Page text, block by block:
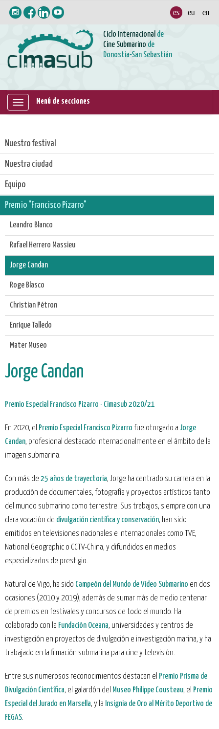
Ciclo Internacional de
Cine Submarino de
Donostia-San Sebastián
Mostrar/ocultar
Menú de secciones
Nuestro festival
Nuestra ciudad
Equipo
Premio "Francisco Pizarro"
Leandro Blanco
Rafael Herrero Massieu
Jorge Candan
Roge Blasco
Christian Pétron
Enrique Talledo
Mater Museo
Jorge Candan
Premio Especial Francisco Pizarro · Cimasub 2020/21
En 2020, el Premio Especial Francisco Pizarro fue otorgado a Jorge
Candan, profesional destacado internacionalmente en el ámbito de la
imagen submarina.
Con más de 25 años de trayectoria, Jorge ha centrado su carrera en la
producción de documentales, fotografía y proyectos artísticos tanto
del mundo submarino como terrestre. Sus trabajos, siempre con una
clara vocación de divulgación científica y conservación, han sido
emitidos en televisiones nacionales e internacionales como TVE,
National Geographic o CCTV-China, y difundidos en medios
especializados de prestigio.
Natural de Vigo, ha sido Campeón del Mundo de Vídeo Submarino en dos
ocasiones (2010 y 2019), además de sumar más de medio centenar
de premios en festivales y concursos de todo el mundo. Ha
colaborado con la Fundación Oceana, universidades y centros de
investigación en proyectos de divulgación e investigación marina, y ha
trabajado en la filmación submarina para cine y televisión.
Entre sus numerosos reconocimientos destacan el Premio Prisma de
Divulgación Científica, el galardón del Museo Philippe Cousteau, el Premio
Especial del Jurado en Marsella, y la Insignia de Oro al Mérito Deportivo de
FEGAS.